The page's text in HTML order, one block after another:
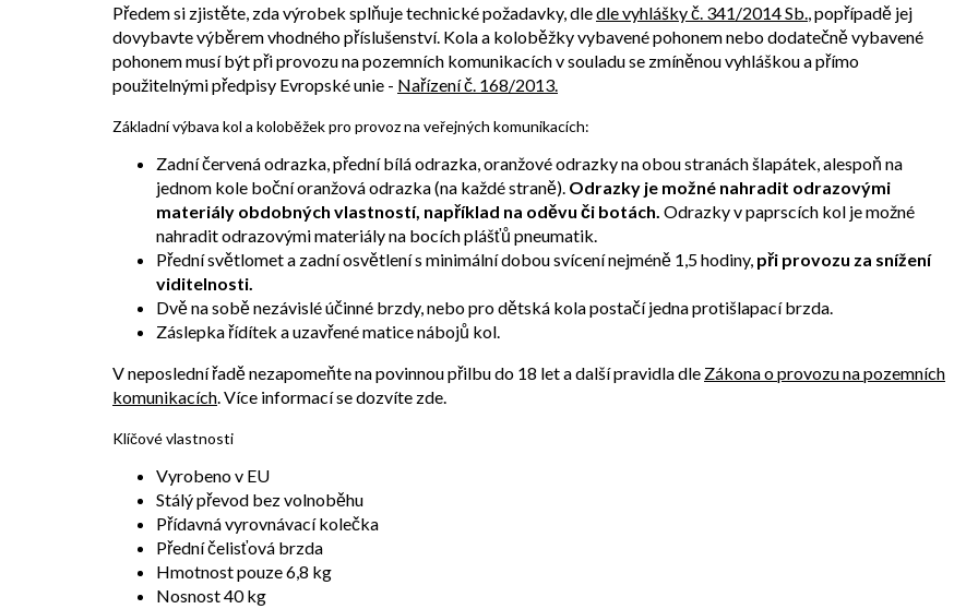
Předem si zjistěte, zda výrobek splňuje technické požadavky, dledle vyhlášky č. 341/2014 Sb. , popřípadě jej
dovybavte výběrem vhodného příslušenství. Kola a koloběžky vybavené pohonem nebo dodatečně vybavené
pohonem musí být při provozu na pozemních komunikacích v souladu se zmíněnou vyhláškou a přímo
použitelnými předpisy Evropské unie - Nařízení č. 168/2013.
Základní výbava kol a koloběžek pro provoz na veřejných komunikacích:
Zadní červená odrazka, přední bílá odrazka, oranžové odrazky na obou stranách šlapátek, alespoň na
jednom kole boční oranžová odrazka (na každé straně). Odrazky je možné nahradit odrazovými
materiály obdobných vlastností, například na oděvu či botách. Odrazky v paprscích kol je možné
nahradit odrazovými materiály na bocích plášťů pneumatik.
Přední světlomet a zadní osvětlení s minimální dobou svícení nejméně 1,5 hodiny, při provozu za snížení
viditelnosti.
Dvě na sobě nezávislé účinné brzdy, nebo pro dětská kola postačí jedna protišlapací brzda.
Záslepka řídítek a uzavřené matice nábojů kol.
V neposlední řadě nezapomeňte na povinnou přilbu do 18 let a další pravidla dle Zákona o provozu na pozemních
komunikacích . Více informací se dozvíte zde.
Klíčové vlastnosti
Vyrobeno v EU
Stálý převod bez volnoběhu
Přídavná vyrovnávací kolečka
Přední čelisťová brzda
Hmotnost pouze 6,8 kg
Nosnost 40 kg